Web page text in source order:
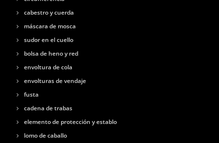
cabestro y cuerda
máscara de mosca
sudor en el cuello
bolsa de heno y red
envoltura de cola
envolturas de vendaje
fusta
cadena de trabas
elemento de protección y establo
lomo de caballo